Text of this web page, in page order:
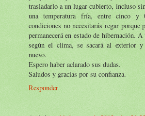
trasladarlo a un lugar cubierto, incluso
una temperatura fría, entre cinco
condiciones no necesitarás regar porque
permanecerá en estado de hibernación.
según el clima, se sacará al exterior y
nuevo.
Espero haber aclarado sus dudas.
Saludos y gracias por su confianza.
Responder